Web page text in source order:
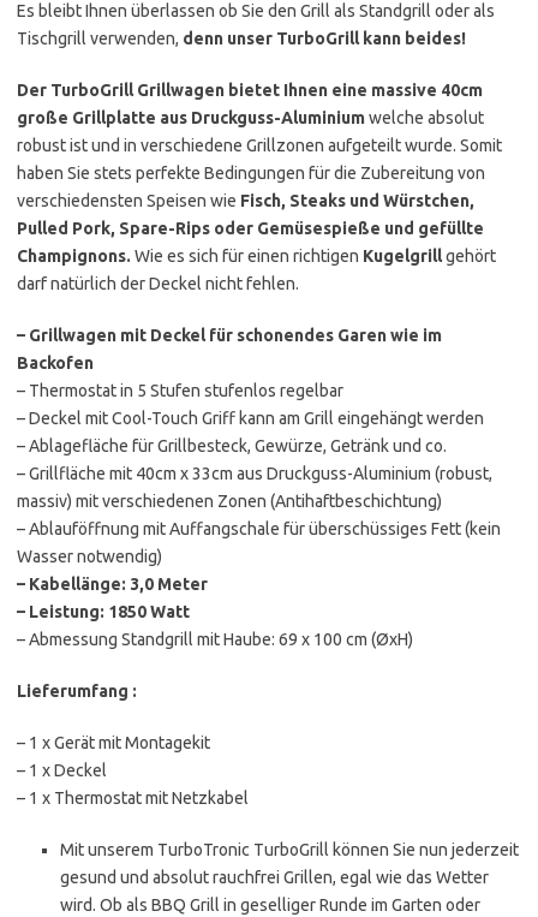
Es bleibt Ihnen überlassen ob Sie den Grill als Standgrill oder als
Tischgrill verwenden, denn unser TurboGrill kann beides!
Der TurboGrill Grillwagen bietet Ihnen eine massive 40cm
große Grillplatte aus Druckguss-Aluminiumwelche absolut
robust ist und in verschiedene Grillzonen aufgeteilt wurde. Somit
haben Sie stets perfekte Bedingungen für die Zubereitung von
verschiedensten Speisen wie Fisch, Steaks und Würstchen,
Pulled Pork, Spare-Rips oder Gemüsespieße und gefüllte
Champignons. Wie es sich für einen richtigen Kugelgrillgehört
darf natürlich der Deckel nicht fehlen.
– Grillwagen mit Deckel für schonendes Garen wie im
Backofen
– Thermostat in 5 Stufen stufenlos regelbar
– Deckel mit Cool-Touch Griff kann am Grill eingehängt werden
– Ablagefläche für Grillbesteck, Gewürze, Getränk und co.
– Grillfläche mit 40cm x 33cm aus Druckguss-Aluminium (robust,
massiv) mit verschiedenen Zonen (Antihaftbeschichtung)
– Ablauföffnung mit Auffangschale für überschüssiges Fett (kein
Wasser notwendig)
– Kabellänge: 3,0 Meter
– Leistung: 1850 Watt
– Abmessung Standgrill mit Haube: 69 x 100 cm (ØxH)
Lieferumfang :
– 1 x Gerät mit Montagekit
– 1 x Deckel
– 1 x Thermostat mit Netzkabel
Mit unserem TurboTronic TurboGrill können Sie nun jederzeit
gesund und absolut rauchfrei Grillen, egal wie das Wetter
wird. Ob als BBQ Grill in geselliger Runde im Garten oder